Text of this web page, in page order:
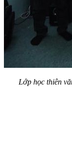
Lớp học thiên